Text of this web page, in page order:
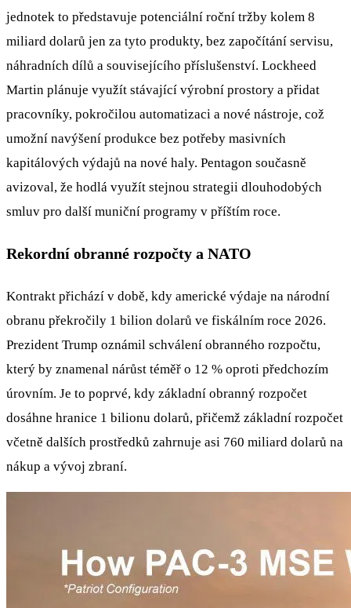
jednotek to představuje potenciální roční tržby kolem 8
miliard dolarů jen za tyto produkty, bez započítání servisu,
náhradních dílů a souvisejícího příslušenství. Lockheed
Martin plánuje využít stávající výrobní prostory a přidat
pracovníky, pokročilou automatizaci a nové nástroje, což
umožní navýšení produkce bez potřeby masivních
kapitálových výdajů na nové haly. Pentagon současně
avizoval, že hodlá využít stejnou strategii dlouhodobých
smluv pro další muniční programy v příštím roce.
Rekordní obranné rozpočty a NATO
Kontrakt přichází v době, kdy americké výdaje na národní
obranu překročily 1 bilion dolarů ve fiskálním roce 2026.
Prezident Trump oznámil schválení obranného rozpočtu,
který by znamenal nárůst téměř o 12 % oproti předchozím
úrovním. Je to poprvé, kdy základní obranný rozpočet
dosáhne hranice 1 bilionu dolarů, přičemž základní rozpočet
včetně dalších prostředků zahrnuje asi 760 miliard dolarů na
nákup a vývoj zbraní.